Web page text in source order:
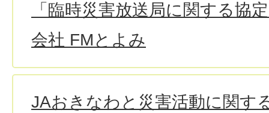
「臨時災害放送局に関する協
会社 FMとよみ
JAおきなわと災害活動に関す